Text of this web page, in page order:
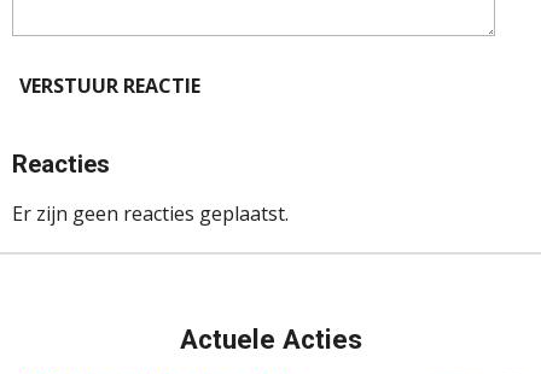
VERSTUUR REACTIE
Reacties
Er zijn geen reacties geplaatst.
Actuele Acties